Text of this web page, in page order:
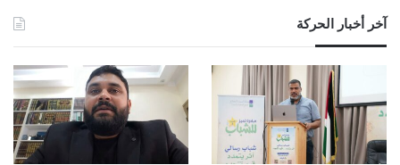
آخر أخبار الحركة